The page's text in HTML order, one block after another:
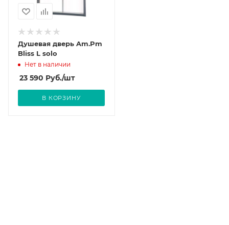
Душевая дверь Am.Pm
Bliss L solo
Нет в наличии
23 590 Руб./шт
В КОРЗИНУ